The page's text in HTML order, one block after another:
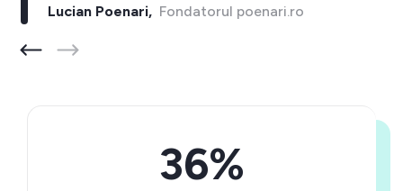
Lucian Poenari,Fondatorul poenari.ro
36%